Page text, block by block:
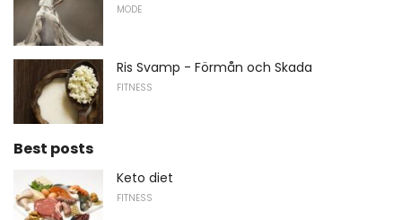
MODE
Ris Svamp - Förmån och Skada
FITNESS
Best posts
Keto diet
FITNESS